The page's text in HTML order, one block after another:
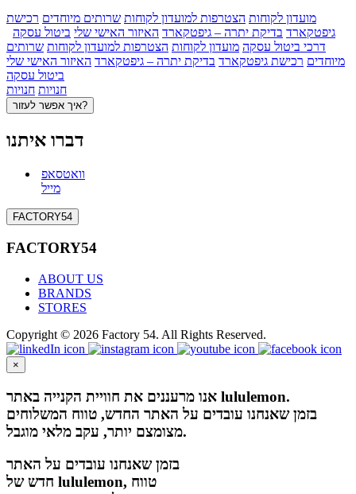
מועדון לקוחות הצטרפות למועדון לקוחות שרותים מיוחדים רכישת
גיפטקארד בדיקת יתרה – גיפטקארד האיזור האישי שלי ביטול עסקה
דרכי ביטול עסקה מועדון לקוחות הצטרפות למועדון לקוחות שרותים
מיוחדים רכישת גיפטקארד בדיקת יתרה – גיפטקארד האיזור האישי שלי
ביטול עסקה
חנויות חנויות
איך אפשר לעזור?
דברו איתנו
וואטסאפ
מייל
FACTORY54
FACTORY54
ABOUT US
BRANDS
STORES
Copyright © 2026 Factory 54. All Rights Reserved.
×
אנו מרעננים את חוויית הקנייה באתר lululemon.
בזמן שאנחנו עובדים על האתר החדש, טווח המשלוחים
מצומצם יותר, עקב מלאי מוגבל.
בזמן שאנחנו עובדים על האתר
חדש של lululemon, טווח